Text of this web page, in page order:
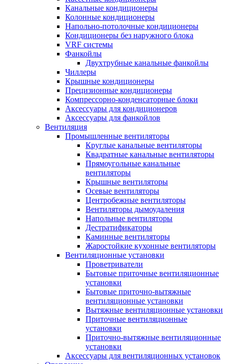
Канальные кондиционеры
Колонные кондиционеры
Напольно-потолочные кондиционеры
Кондиционеры без наружного блока
VRF системы
Фанкойлы
Двухтрубные канальные фанкойлы
Чиллеры
Крышные кондиционеры
Прецизионные кондиционеры
Компрессорно-конденсаторные блоки
Аксессуары для кондиционеров
Аксессуары для фанкойлов
Вентиляция
Промышленные вентиляторы
Круглые канальные вентиляторы
Квадратные канальные вентиляторы
Прямоугольные канальные
вентиляторы
Крышные вентиляторы
Осевые вентиляторы
Центробежные вентиляторы
Вентиляторы дымоудаления
Напольные вентиляторы
Дестратификаторы
Каминные вентиляторы
Жаростойкие кухонные вентиляторы
Вентиляционные установки
Проветриватели
Бытовые приточные вентиляционные
установки
Бытовые приточно-вытяжные
вентиляционные установки
Вытяжные вентиляционные установки
Приточные вентиляционные
установки
Приточно-вытяжные вентиляционные
установки
Аксессуары для вентиляционных установок